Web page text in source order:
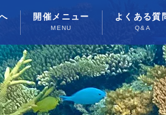
開催メニュー
MENU
よくある質
Q&A